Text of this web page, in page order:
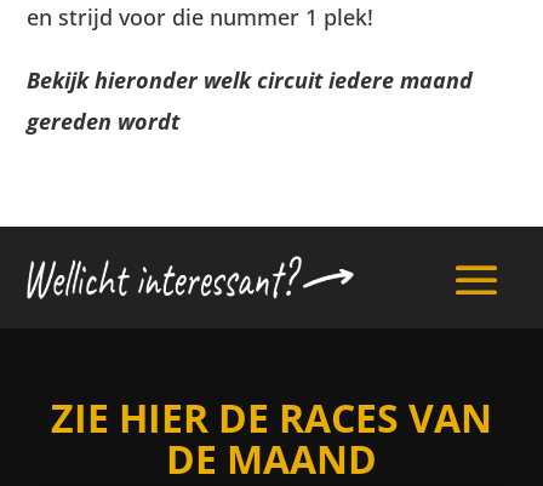
en strijd voor die nummer 1 plek!
Bekijk hieronder welk circuit iedere maand
gereden wordt
ZIE HIER DE RACES VAN
DE MAAND